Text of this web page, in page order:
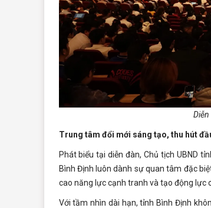
Trung tâm đổi mới sáng tạo, thu hút
Phát biểu tại diễn đàn, Chủ tịch UBND
Bình Định luôn dành sự quan tâm đặc
cao năng lực cạnh tranh và tạo động lực
Với tầm nhìn dài hạn, tỉnh Bình Định